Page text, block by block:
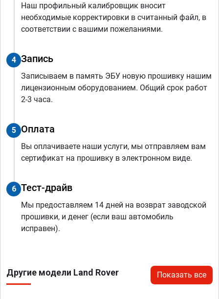
Наш профильный калибровщик вносит
необходимые корректировки в считанный файл, в
соответствии с вашими пожеланиями.
4 Запись
Записываем в память ЭБУ новую прошивку нашим
лицензионным оборудованием. Общий срок работ
2-3 часа.
5 Оплата
Вы оплачиваете наши услуги, мы отправляем вам
сертификат на прошивку в электронном виде.
6 Тест-драйв
Мы предоставляем 14 дней на возврат заводской
прошивки, и денег (если ваш автомобиль
исправен).
Другие модели Land Rover Показать все